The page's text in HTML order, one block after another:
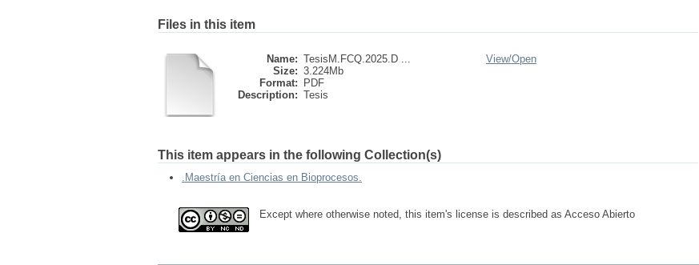
Files in this item
Name: TesisM.FCQ.2025.D ...
Size: 3.224Mb
Format:
PDF
Description: Tesis
View/Open
This item appears in the following Collection(s)
.Maestría en Ciencias en Bioprocesos.
Except where otherwise noted, this item's license is described as Acceso Abierto